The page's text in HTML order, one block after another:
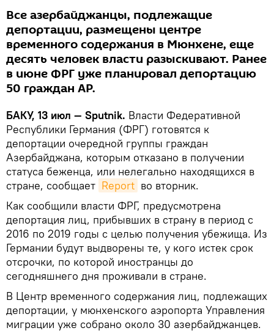
Все азербайджанцы, подлежащие
депортации, размещены центре
временного содержания в Мюнхене, еще
десять человек власти разыскивают. Ранее
в июне ФРГ уже планировал депортацию
50 граждан АР.
БАКУ, 13 июл — Sputnik. Власти Федеративной
Республики Германия (ФРГ) готовятся к
депортации очередной группы граждан
Азербайджана, которым отказано в получении
статуса беженца, или нелегально находящихся в
стране, сообщает Report во вторник.
Как сообщили власти ФРГ, предусмотрена
депортация лиц, прибывших в страну в период с
2016 по 2019 годы с целью получения убежища. Из
Германии будут выдворены те, у кого истек срок
отсрочки, по которой иностранцы до
сегодняшнего дня проживали в стране.
В Центр временного содержания лиц, подлежащих
депортации, у мюнхенского аэропорта Управления
миграции уже собрано около 30 азербайджанцев.